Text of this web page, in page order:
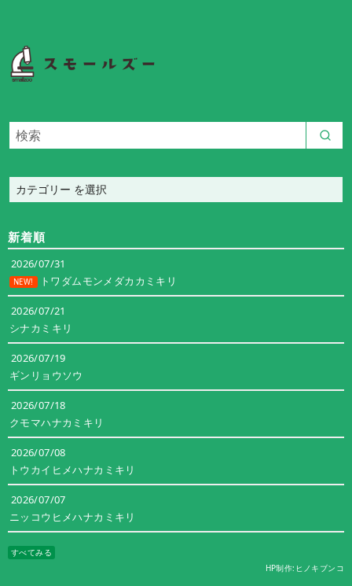
テ
リ
新着順
2026/07/31
NEW! トワダムモンメダカカミキリ
2026/07/21
シナカミキリ
2026/07/19
ギンリョウソウ
2026/07/18
クモマハナカミキリ
2026/07/08
トウカイヒメハナカミキリ
2026/07/07
ニッコウヒメハナカミキリ
すべてみる
HP制作:ヒノキブンコ